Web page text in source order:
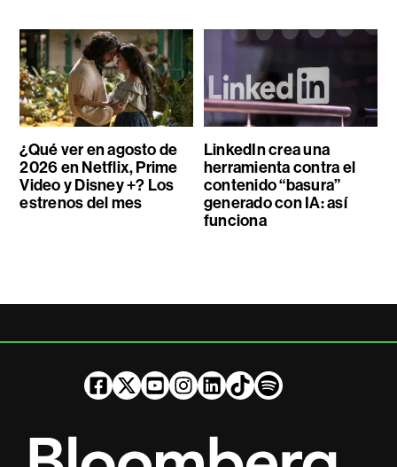
¿Qué ver en agosto de
2026 en Netflix, Prime
Video y Disney +? Los
estrenos del mes
LinkedIn crea una
herramienta contra el
contenido “basura”
generado con IA: así
funciona